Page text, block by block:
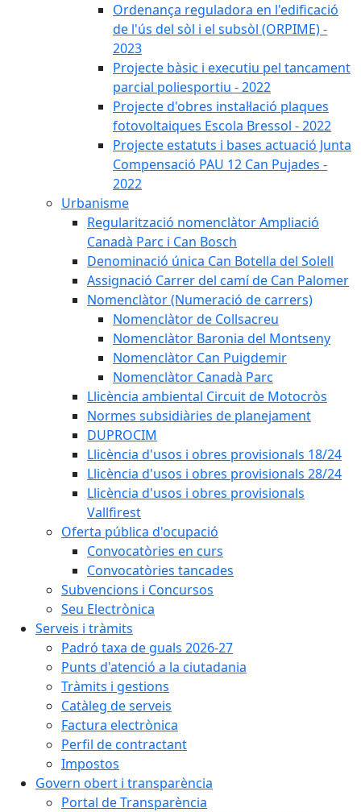
Ordenança reguladora en l'edificació
de l'ús del sòl i el subsòl (ORPIME) -
2023
Projecte bàsic i executiu pel tancament
parcial poliesportiu - 2022
Projecte d'obres instal·lació plaques
fotovoltaiques Escola Bressol - 2022
Projecte estatuts i bases actuació Junta
Compensació PAU 12 Can Pujades -
2022
Urbanisme
Regularització nomenclàtor Ampliació
Canadà Parc i Can Bosch
Denominació única Can Botella del Solell
Assignació Carrer del camí de Can Palomer
Nomenclàtor (Numeració de carrers)
Nomenclàtor de Collsacreu
Nomenclàtor Baronia del Montseny
Nomenclàtor Can Puigdemir
Nomenclàtor Canadà Parc
Llicència ambiental Circuit de Motocròs
Normes subsidiàries de planejament
DUPROCIM
Llicència d'usos i obres provisionals 18/24
Llicència d'usos i obres provisionals 28/24
Llicència d'usos i obres provisionals
Vallfirest
Oferta pública d'ocupació
Convocatòries en curs
Convocatòries tancades
Subvencions i Concursos
Seu Electrònica
Serveis i tràmits
Padró taxa de guals 2026-27
Punts d'atenció a la ciutadania
Tràmits i gestions
Catàleg de serveis
Factura electrònica
Perfil de contractant
Impostos
Govern obert i transparència
Portal de Transparència